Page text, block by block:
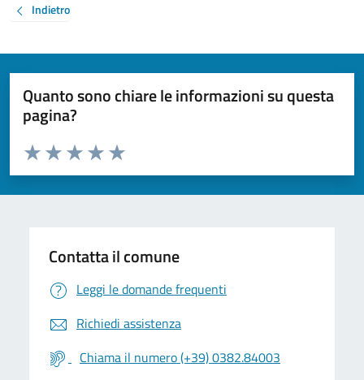
Indietro
Quanto sono chiare le informazioni su questa
pagina?
Valuta da 1 a 5 stelle la pagina
Valuta 5 stelle su 5
Valuta 4 stelle su 5
Valuta 3 stelle su 5
Valuta 2 stelle su 5
Valuta 1 stelle su 5
Contatta il comune
Leggi le domande frequenti
Richiedi assistenza
Chiama il numero (+39) 0382.84003